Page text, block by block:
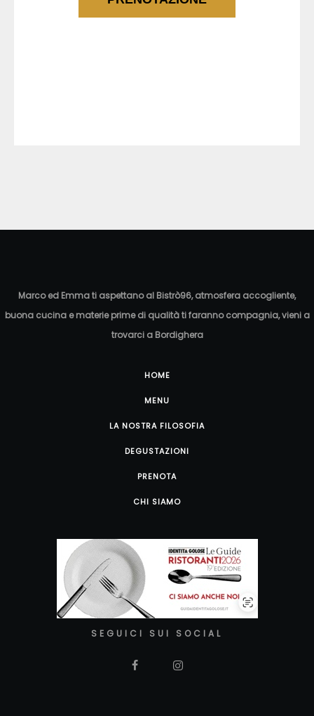
Marco ed Emma ti aspettano al Bistrò96, atmosfera accogliente,
buona cucina e materie prime di qualità ti faranno compagnia, vieni a
trovarci a Bordighera
HOME
MENU
LA NOSTRA FILOSOFIA
DEGUSTAZIONI
PRENOTA
CHI SIAMO
SEGUICI SUI SOCIAL